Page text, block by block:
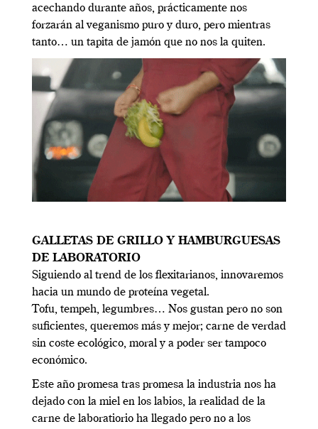
acechando durante años, prácticamente nos
forzarán al veganismo puro y duro, pero mientras
tanto… un tapita de jamón que no nos la quiten.
GALLETAS DE GRILLO Y HAMBURGUESAS
DE LABORATORIO
Siguiendo al trend de los flexitarianos, innovaremos
hacia un mundo de proteína vegetal.
Tofu, tempeh, legumbres… Nos gustan pero no son
suficientes, queremos más y mejor; carne de verdad
sin coste ecológico, moral y a poder ser tampoco
económico.
Este año promesa tras promesa la industria nos ha
dejado con la miel en los labios, la realidad de la
carne de laboratiorio ha llegado pero no a los